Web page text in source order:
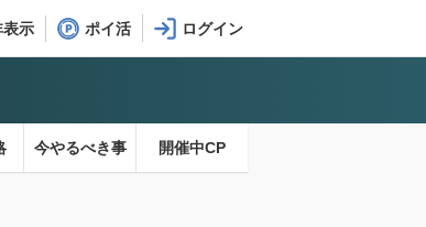
表示 ポイ活
今やるべき事 開催中CP